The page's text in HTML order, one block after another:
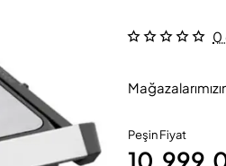
0
Peşin Fiyat